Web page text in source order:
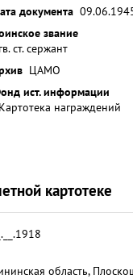
документа
звание
гв. ст. сержант
ЦАМО
ист. информации
Картотека награждений
картотеке
область,